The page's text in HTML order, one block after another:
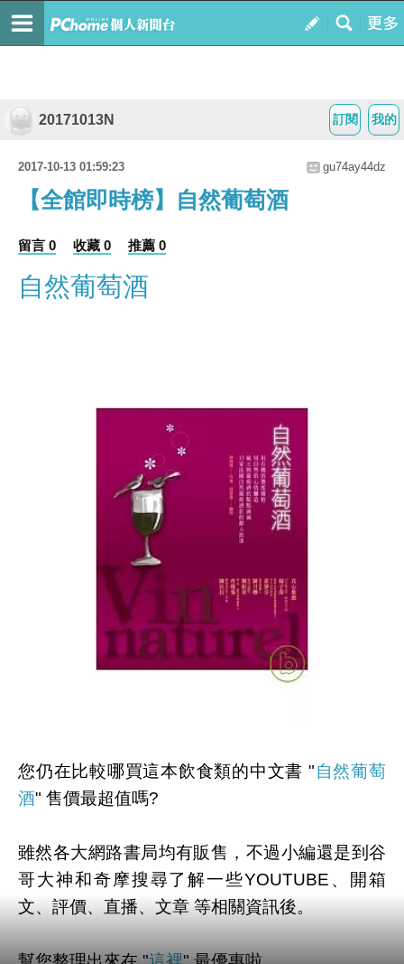
我的
訂閱
20171013N
2017-10-13 01:59:23 gu74ay44dz
【全館即時榜】自然葡萄酒
留言 0 收藏 0 推薦 0
自然葡萄酒
您仍在比較哪買這本飲食類的中文書 "自然葡萄
酒" 售價最超值嗎?
雖然各大網路書局均有販售，不過小編還是到谷
哥大神和奇摩搜尋了解一些YOUTUBE、開箱
文、評價、直播、文章 等相關資訊後。